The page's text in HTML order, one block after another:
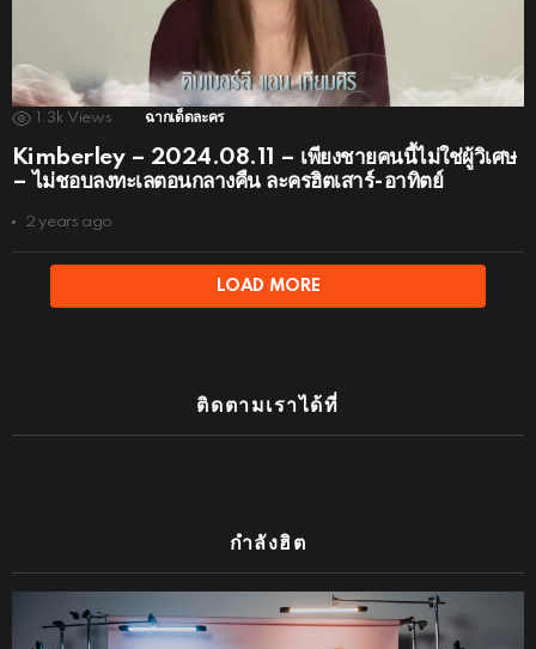
1.3k Views ฉากเด็ดละคร
Kimberley – 2024.08.11 – เพียงชายคนนี้ไม่ใช่ผู้วิเศษ
– ไม่ชอบลงทะเลตอนกลางคืน ละครฮิตเสาร์-อาทิตย์
2 years ago
LOAD MORE
ติดตามเราได้ที่
กำลังฮิต